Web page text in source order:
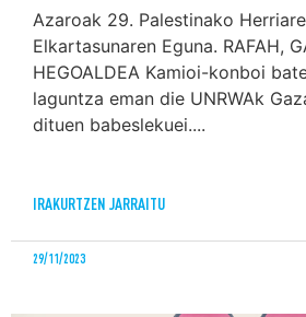
Azaroak 29. Palestinako
Elkartasunaren Eguna. RAFAH,
HEGOALDEA Kamioi-konboi
laguntza eman die UNRWAk
dituen babeslekuei....
IRAKURTZEN JARRAITU
29/11/2023